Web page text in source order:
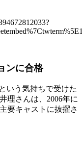
ンに合格
いう気持ちで受けた
理さんは、2006年に
要キャストに抜擢さ